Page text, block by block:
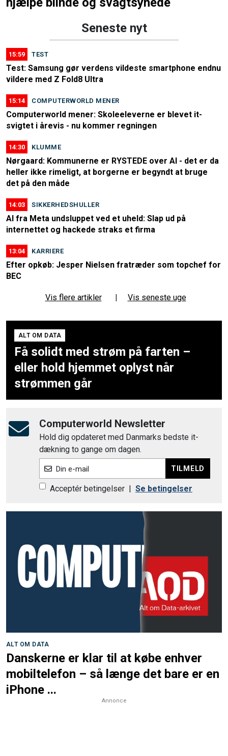
Seneste nyt
15:59 TEST
Test: Samsung gør verdens vildeste smartphone endnu
vildere med Z Fold8 Ultra
15:14 COMPUTERWORLD MENER
Computerworld mener: Skoleeleverne er blevet it-
svigtet i årevis - nu kommer regningen
14:30 KLUMME
Nørgaard: Kommunerne er RYSTEDE over AI - det er da
heller ikke rimeligt, at borgerne er begyndt at bruge
det på den måde
14:03 SIKKERHEDSHULLER
AI fra Meta undsluppet ved et uheld: Slap ud på
internettet og hackede straks et firma
13:04 KARRIERE
Efter opkøb: Jesper Nielsen fratræder som topchef for
BEC
Vis flere artikler Vis seneste uge
ALT OM DATA
Få solidt med strøm på farten –
eller hold hjemmet oplyst når
strømmen går
Computerworld Newsletter
Hold dig opdateret med Danmarks bedste it-
dækning to gange om dagen.
Din e-mail TILMELD
Acceptér betingelser Se betingelser
ALT OM DATA
Danskerne er klar til at købe enhver
mobiltelefon – så længe det bare er en
iPhone ...
Annonce